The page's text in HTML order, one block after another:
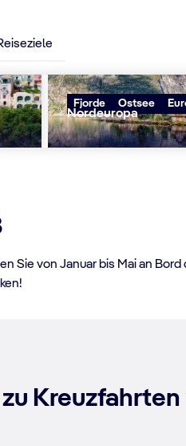
Fjorde Ostsee
Nordeuropa
Sie von Januar bis Mai an Bord
Kreuzfahrten